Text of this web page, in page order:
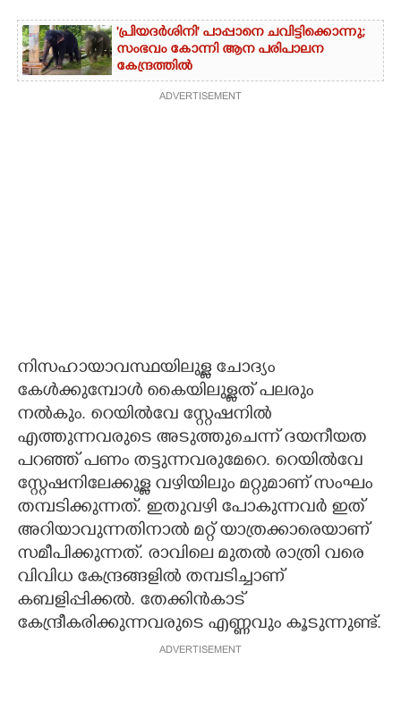
'പ്രിയദർശിനി' പാപ്പാനെ ചവിട്ടിക്കൊന്നു;
സംഭവം കോന്നി ആന പരിപാലന
കേന്ദ്രത്തിൽ
ADVERTISEMENT
നിസഹായാവസ്ഥയിലുള്ള ചോദ്യം
കേൾക്കുമ്പോൾ കൈയിലുള്ളത് പലരും
നൽകും. റെയിൽവേ സ്റ്റേഷനിൽ
എത്തുന്നവരുടെ അടുത്തുചെന്ന് ദയനീയത
പറഞ്ഞ് പണം തട്ടുന്നവരുമേറെ. റെയിൽവേ
സ്റ്റേഷനിലേക്കുള്ള വഴിയിലും മറ്റുമാണ് സംഘം
തമ്പടിക്കുന്നത്. ഇതുവഴി പോകുന്നവർ ഇത്
അറിയാവുന്നതിനാൽ മറ്റ് യാത്രക്കാരെയാണ്
സമീപിക്കുന്നത്. രാവിലെ മുതൽ രാത്രി വരെ
വിവിധ കേന്ദ്രങ്ങളിൽ തമ്പടിച്ചാണ്
കബളിപ്പിക്കൽ. തേക്കിൻകാട്
കേന്ദ്രീകരിക്കുന്നവരുടെ എണ്ണവും കൂടുന്നുണ്ട്.
ADVERTISEMENT